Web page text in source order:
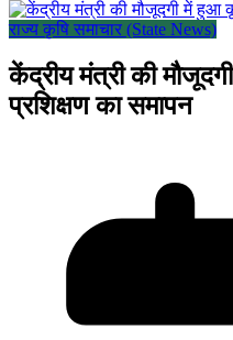
राज्य कृषि समाचार (State News)
केंद्रीय मंत्री की
प्रशिक्षण का समापन